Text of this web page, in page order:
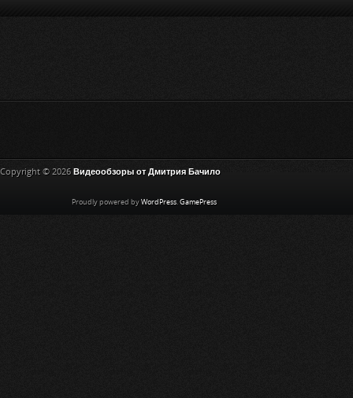
Copyright © 2026 Видеообзоры от Дмитрия Бачило
Proudly powered by WordPress GamePress